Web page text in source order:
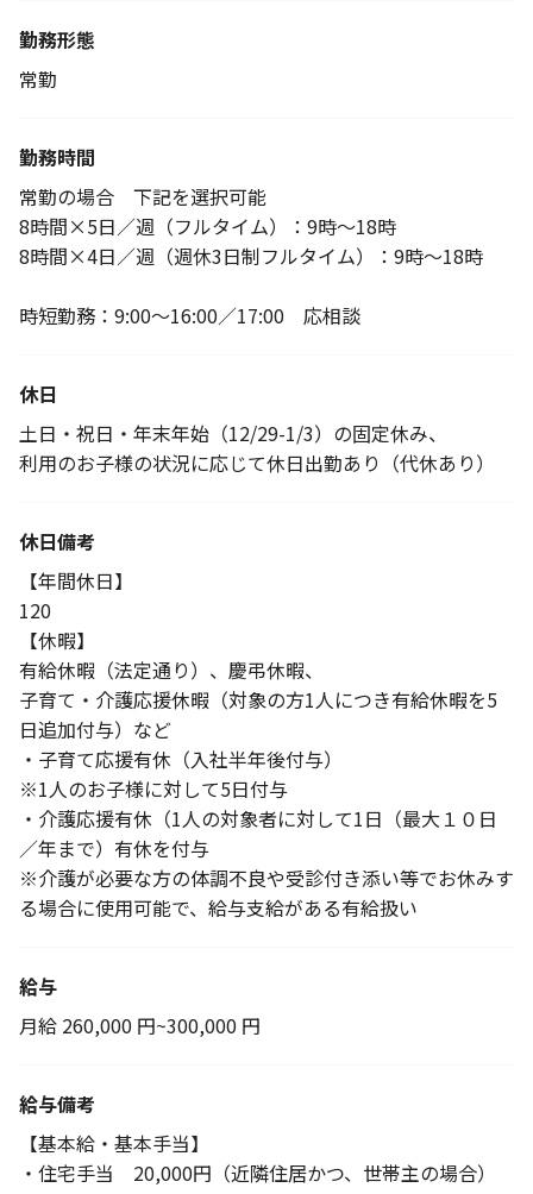
勤務形態
常勤
勤務時間
常勤の場合 下記を選択可能
8時間×5日／週（フルタイム）：9時～18時
8時間×4日／週（週休3日制フルタイム）：9時～18時
時短勤務：9:00～16:00／17:00 応相談
休日
土日・祝日・年末年始（12/29-1/3）の固定休み、
利用のお子様の状況に応じて休日出勤あり（代休あり）
休日備考
【年間休日】
120
【休暇】
有給休暇（法定通り）、慶弔休暇、
子育て・介護応援休暇（対象の方1人につき有給休暇を5
日追加付与）など
・子育て応援有休（入社半年後付与）
※1人のお子様に対して5日付与
・介護応援有休（1人の対象者に対して1日（最大１０日
／年まで）有休を付与
※介護が必要な方の体調不良や受診付き添い等でお休みす
る場合に使用可能で、給与支給がある有給扱い
給与
月給 260,000 円~300,000 円
給与備考
【基本給・基本手当】
・住宅手当 20,000円（近隣住居かつ、世帯主の場合）